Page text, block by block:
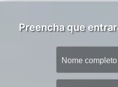
Preencha que